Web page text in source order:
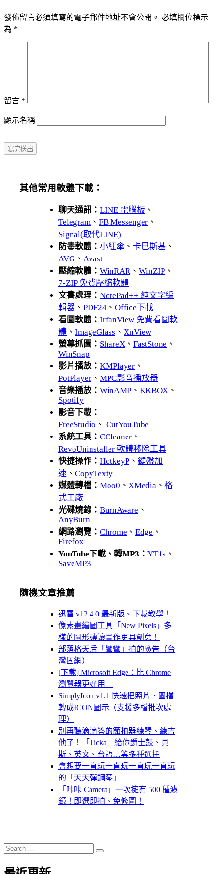
發佈留言必須填寫的電子郵件地址不會公開。 必填欄位標示
為 *
留言 *
顯示名稱
其他常用軟體下載：
聊天通訊： LINE 電腦板 、
Telegram 、 FB Messenger 、
Signal(取代LINE)
防毒軟體： 小紅傘 、 卡巴斯基 、
AVG 、 Avast
壓縮軟體： WinRAR、 WinZIP 、
7-ZIP 免費壓縮軟體
文書處理： NotePad++ 純文字編
輯器 、 PDF24 、 Office下載
看圖軟體： IrfanView 免費看圖軟
體 、 ImageGlass 、 XnView
螢幕抓圖： ShareX 、 FastStone 、
WinSnap
影片播放： KMPlayer 、
PotPlayer 、 MPC影音播放器
音樂播放： WinAMP 、 KKBOX 、
Spotify
影音下載：
FreeStudio 、 CutYouTube
系統工具： CCleaner 、
RevoUninstaller 軟體移除工具
快捷操作： HotkeyP 、 鍵盤加
速 、 CopyTexty
媒體轉檔： Moo0 、 XMedia 、 格
式工廠
光碟燒錄： BurnAware 、
AnyBurn
網路瀏覽： Chrome 、 Edge 、
Firefox
YouTube下載、轉MP3： YT1s 、
SaveMP3
隨機文章推薦
迅雷 v12.4.0 最新版、下載教學！
像素畫繪圖工具「New Pixels」多
樣的圖形磚讓畫作更具創意！
部落格天后「彎彎」拍的廣告（台
灣固網）
[下載] Microsoft Edge：比 Chrome
瀏覽器更好用！
SimplyIcon v1.1 快速把照片、圖檔
轉成ICON圖示（支援多檔批次處
理）
別再聽滴滴答的節拍器練琴、練吉
他了！「Ticka」給你爵士鼓、貝
斯、英文、台語…等多種選擇
會想要一直玩一直玩一直玩一直玩
的「天天彈鋼琴」
「咔咔 Camera」一次擁有 500 種濾
鏡！即選即拍、免修圖！
Search
for:
Search